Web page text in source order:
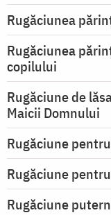
Rugăciunea
Rugăciunea
copilului
Rugăciune de
Maicii Domnului
Rugăciune
Rugăciune
Rugăciune